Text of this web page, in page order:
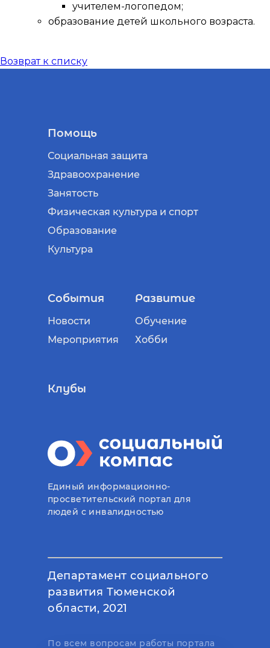
учителем-логопедом;
образование детей школьного возраста.
Возврат к списку
Помощь
Социальная защита
Здравоохранение
Занятость
Физическая культура и спорт
Образование
Культура
События
Новости
Мероприятия
Развитие
Обучение
Хобби
Клубы
Единый информационно-
просветительский портал для
людей с инвалидностью
Департамент социального
развития Тюменской
области, 2021
По всем вопросам работы портала